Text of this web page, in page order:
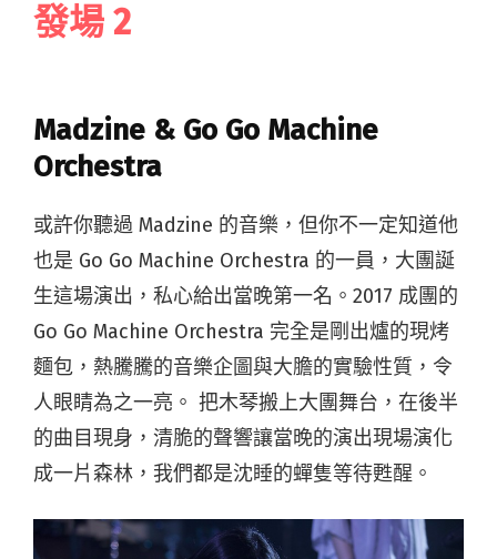
發場 2
Madzine & Go Go Machine
Orchestra
或許你聽過 Madzine 的音樂，但你不一定知道他
也是 Go Go Machine Orchestra 的一員，大團誕
生這場演出，私心給出當晚第一名。2017 成團的
Go Go Machine Orchestra 完全是剛出爐的現烤
麵包，熱騰騰的音樂企圖與大膽的實驗性質，令
人眼睛為之一亮。 把木琴搬上大團舞台，在後半
的曲目現身，清脆的聲響讓當晚的演出現場演化
成一片森林，我們都是沈睡的蟬隻等待甦醒。